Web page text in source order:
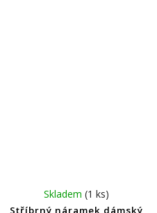
Skladem(1 ks)